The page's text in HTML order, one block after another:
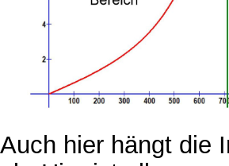
Auch hier hängt die